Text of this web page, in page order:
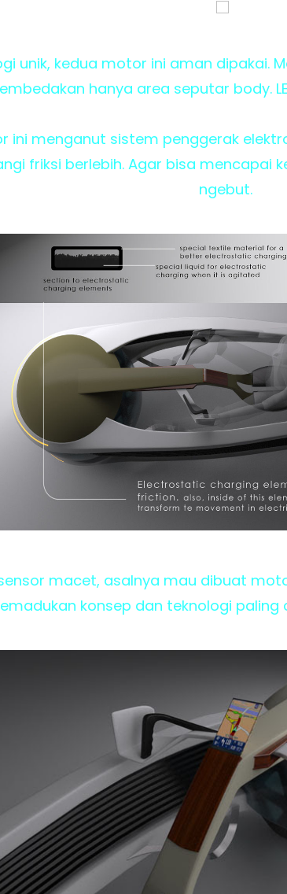
unik, kedua motor ini aman dipakai.
hanya area seputar body.
ini menganut sistem penggerak
friksi berlebih. Agar bisa mencapai
ngebut.
macet, asalnya mau dibuat
konsep dan teknologi paling